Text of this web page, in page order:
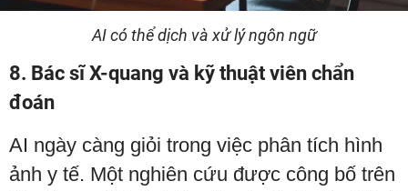
AI có thể dịch và xử lý ngôn ngữ
8. Bác sĩ X-quang và kỹ thuật viên chẩn
đoán
AI ngày càng giỏi trong việc phân tích hình
ảnh y tế. Một nghiên cứu được công bố trên